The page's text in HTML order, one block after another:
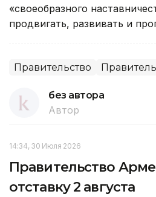
«своеобразного
продвигать, развивать и
Правительство
без автора
Автор
14:34, 30 Июля 2026
Правительство
отставку 2 августа